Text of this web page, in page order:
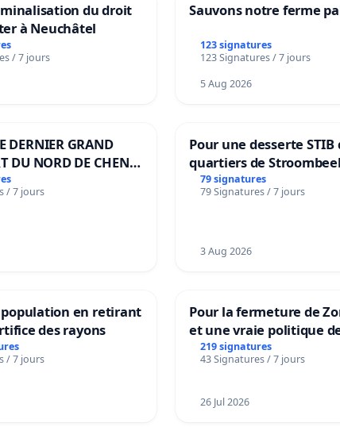
du droit
à Neuchâtel
/ 7 jours
Sauvons notre ferme
123 signatures
123 Signatures / 7 jours
5 Aug 2026
DERNIER GRAND
DU NORD DE CHENE-
/ 7 jours
Pour une desserte STIB
quartiers de
Beauval - Voor een MIVB-
bediening van de wijken
79 signatures
79 Signatures / 7 jours
3 Aug 2026
en retirant
des rayons
/ 7 jours
Pour la fermeture de
et une vraie politique
la dépendance
219 signatures
43 Signatures / 7 jours
26 Jul 2026